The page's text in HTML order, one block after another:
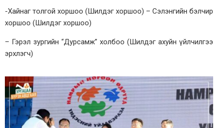
-Хайнаг толгой хоршоо (Шилдэг хоршоо) – Сэлэнгийн бэлчир
хоршоо (Шилдэг хоршоо)
– Гэрэл зургийн “Дурсамж” холбоо (Шилдэг ахуйн үйлчилгээ
эрхлэгч)